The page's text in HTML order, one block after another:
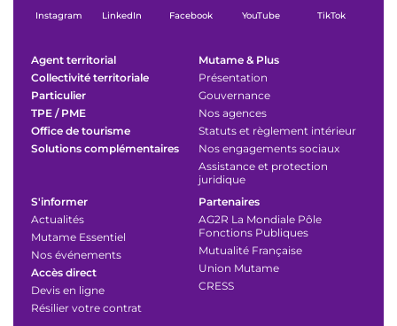
Instagram LinkedIn Facebook YouTube TikTok
Agent territorial
Collectivité territoriale
Particulier
TPE / PME
Office de tourisme
Solutions complémentaires
Mutame & Plus
Présentation
Gouvernance
Nos agences
Statuts et règlement intérieur
Nos engagements sociaux
Assistance et protection
juridique
S'informer
Actualités
Mutame Essentiel
Nos événements
Accès direct
Devis en ligne
Résilier votre contrat
Partenaires
AG2R La Mondiale Pôle
Fonctions Publiques
Mutualité Française
Union Mutame
CRESS